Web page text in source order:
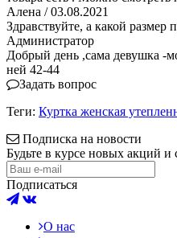
Алена / 03.08.2021
Здравствуйте, а какой размер
Администратор
Добрый день ,сама девушка -
ней 42-44
Задать вопрос
Теги: Куртка женская
Подписка на новости
Будьте в курсе новых акций
Подписаться
О нас